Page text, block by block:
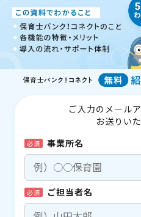
ご入力のメール
お送りい
必須 事業所名
必須 ご担当者名